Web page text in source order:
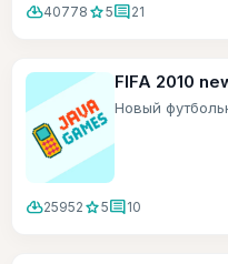
cloud_download40778 star5comment21
FIFA 2010
Новый
cloud_download25952 star5comment10